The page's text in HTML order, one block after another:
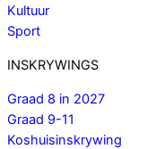
Kultuur
Sport
INSKRYWINGS
Graad 8 in 2027
Graad 9-11
Koshuisinskrywing